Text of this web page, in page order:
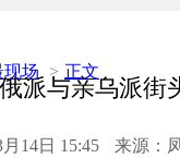
现场 > 正文
派与亲乌派街
14日 15:45 来源：